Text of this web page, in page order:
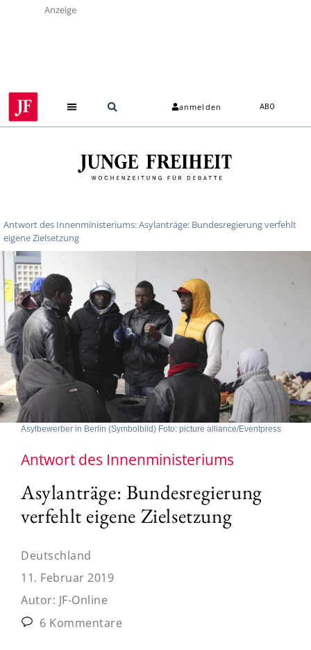
Anzeige
anmelden ABO
Antwort des Innenministeriums: Asylanträge: Bundesregierung verfehlt
eigene Zielsetzung
Asylbewerber in Berlin (Symbolbild) Foto: picture alliance/Eventpress
Antwort des Innenministeriums
Asylanträge: Bundesregierung
verfehlt eigene Zielsetzung
Deutschland
11. Februar 2019
Autor: JF-Online
6 Kommentare